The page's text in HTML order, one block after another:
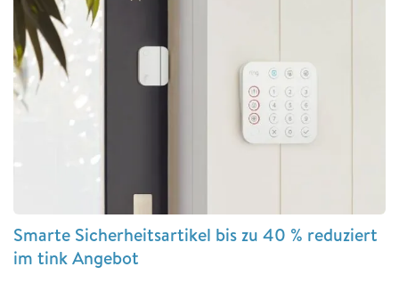
Smarte Sicherheitsartikel bis zu 40 % reduziert
im tink Angebot